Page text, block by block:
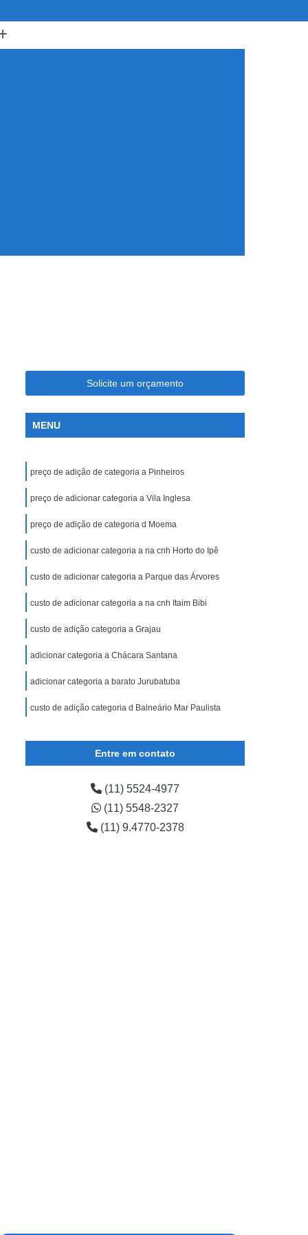
Deficientes
Cassada
Cnh Suspensa Ou Cassada
Reciclagem
Cnh Suspensa Recurso
Cnh Suspensa
Recurso Cnh Suspensa
Habilitação
a
Primeira Habilitação Auto Escola
Habilitação Carro e Moto
Primeira Habilitação de Moto
Tirar Primeira Habilitação
Solicite um orçamento
MENU
preço de adição de categoria a Pinheiros
preço de adicionar categoria a Vila Inglesa
preço de adição de categoria d Moema
custo de adicionar categoria a na cnh Horto do Ipê
custo de adicionar categoria a Parque das Árvores
custo de adicionar categoria a na cnh Itaim Bibi
custo de adição categoria a Grajau
adicionar categoria a Chácara Santana
adicionar categoria a barato Jurubatuba
custo de adição categoria d Balneário Mar Paulista
Entre em contato
(11) 5524-4977
(11) 5548-2327
(11) 9.4770-2378